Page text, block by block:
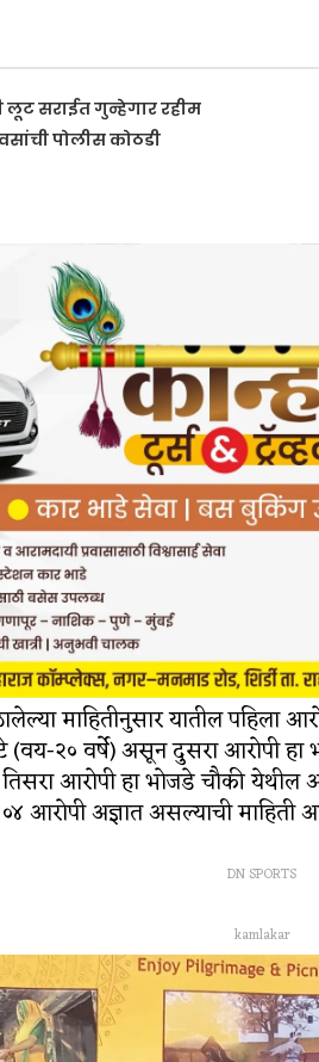
लूट सराईत गुन्हेगार रहीम
पोलीस कोठडी
माहितीनुसार यातील पहिला
२० वर्षे) असून दुसरा आरोपी हा
आरोपी हा भोजडे चौकी येथील
आरोपी अज्ञात असल्याची
DN SPORTS
kamlakar